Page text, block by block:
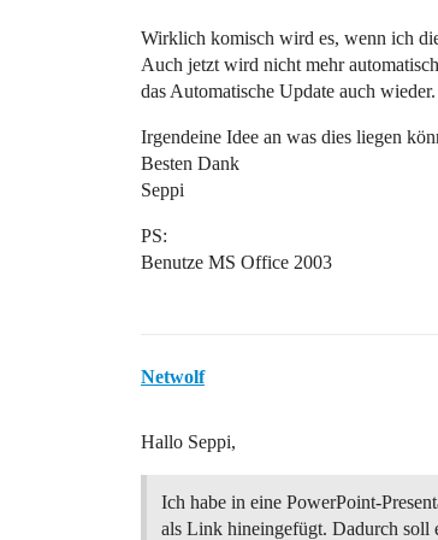
Wirklich komisch wird es, wenn ich
Auch jetzt wird nicht mehr
das Automatische Update auch wieder.
Irgendeine Idee an was dies liegen
Besten Dank
Seppi
PS:
Benutze MS Office 2003
Netwolf
Hallo Seppi,
Ich habe in eine PowerPoint-
als Link hineingefügt. Dadurch soll